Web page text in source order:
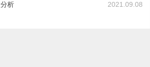
析 2021.09.08